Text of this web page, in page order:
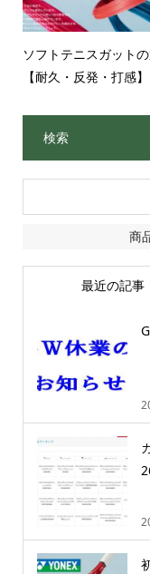
ソフトテニスガット
【耐久・反発・打感】
検索
商
最近の記事